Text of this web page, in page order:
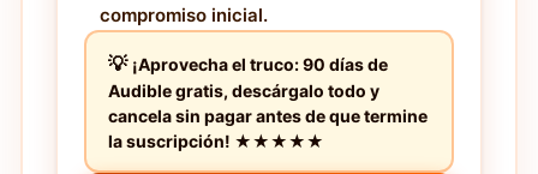
compromiso inicial.
¡Aprovecha el truco: 90 días de
Audible gratis, descárgalo todo y
cancela sin pagar antes de que termine
la suscripción! ★★★★★